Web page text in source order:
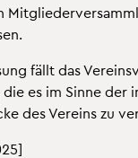
fällt das
es im Sinne der
des Ver­eins zu